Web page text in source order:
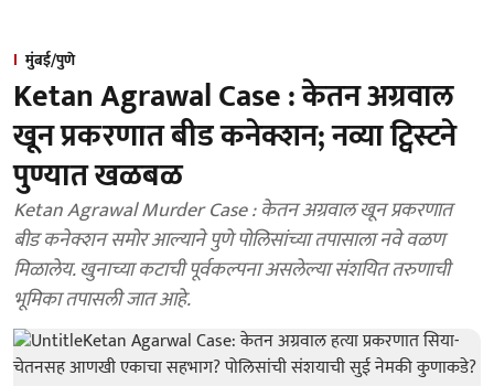
मुंबई/पुणे
Ketan Agrawal Case : केतन अग्रवाल
खून प्रकरणात बीड कनेक्शन; नव्या ट्विस्टने
पुण्यात खळबळ
Ketan Agrawal Murder Case : केतन अग्रवाल खून प्रकरणात
बीड कनेक्शन समोर आल्याने पुणे पोलिसांच्या तपासाला नवे वळण
मिळालेय. खुनाच्या कटाची पूर्वकल्पना असलेल्या संशयित तरुणाची
भूमिका तपासली जात आहे.